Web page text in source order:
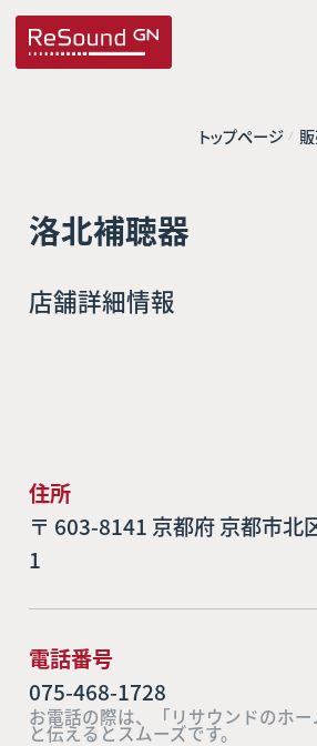
トップページ
洛北補聴器
店舗詳細情報
住所
〒 603-8141 京都府 京都市北
1
電話番号
075-468-1728
お電話の際は、「リサウンドのホー
と伝えるとスムーズです。